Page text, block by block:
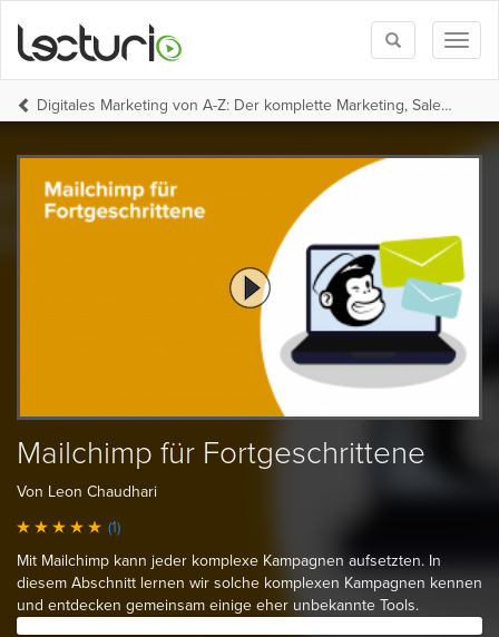
Toggle
search
Digitales Marketing von A-Z: Der komplette Marketing, Sales Funnel und SEO Kurs
Mailchimp für Fortgeschrittene
Von Leon Chaudhari
(1)
Mit Mailchimp kann jeder komplexe Kampagnen aufsetzten. In
diesem Abschnitt lernen wir solche komplexen Kampagnen kennen
und entdecken gemeinsam einige eher unbekannte Tools.